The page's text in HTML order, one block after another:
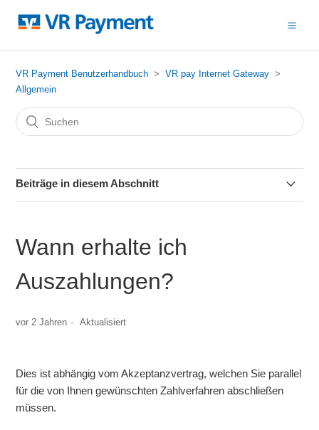
VR Payment Benutzerhandbuch
VR pay Internet Gateway
Allgemein
Beiträge in diesem Abschnitt
eCommerce?
Wie lange dauert eine erfolgreiche Integration im
Eine Transaktion ist fehlgeschlagen. An wen kann ich mich
wenden?
Wann erhalte ich
Auszahlungen?
vor 2 Jahren Aktualisiert
Dies ist abhängig vom Akzeptanzvertrag, welchen Sie parallel
für die von Ihnen gewünschten Zahlverfahren abschließen
müssen.